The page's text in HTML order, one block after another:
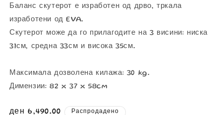
Баланс скутерот е изработен од дрво, тркала
изработени од EVA.
Скутерот може да го прилагодите на 3 висини: ниска
31см, средна 33см и висока 35см.
Максимала дозволена килажа: 30 kg.
Димензии: 82 x 37 x 58cm
Регуларна
ден 6,490.00 Распродадено